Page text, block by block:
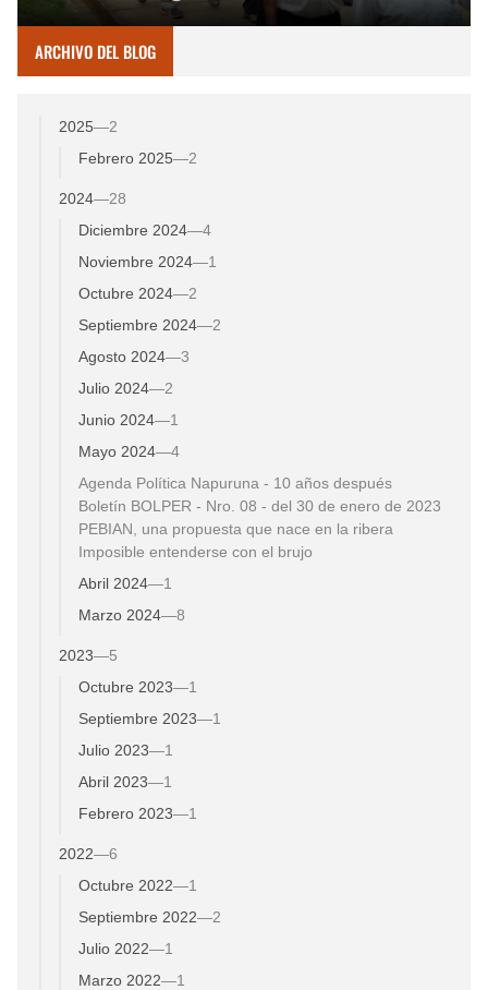
ARCHIVO DEL BLOG
2025—2
Febrero 2025—2
2024—28
Diciembre 2024—4
Noviembre 2024—1
Octubre 2024—2
Septiembre 2024—2
Agosto 2024—3
Julio 2024—2
Junio 2024—1
Mayo 2024—4
Agenda Política Napuruna - 10 años después
Boletín BOLPER - Nro. 08 - del 30 de enero de 2023
PEBIAN, una propuesta que nace en la ribera
Imposible entenderse con el brujo
Abril 2024—1
Marzo 2024—8
2023—5
Octubre 2023—1
Septiembre 2023—1
Julio 2023—1
Abril 2023—1
Febrero 2023—1
2022—6
Octubre 2022—1
Septiembre 2022—2
Julio 2022—1
Marzo 2022—1